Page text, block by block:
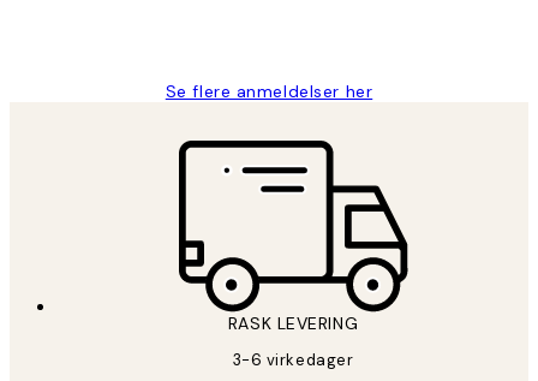
Se flere anmeldelser her
RASK LEVERING
3-6 virkedager